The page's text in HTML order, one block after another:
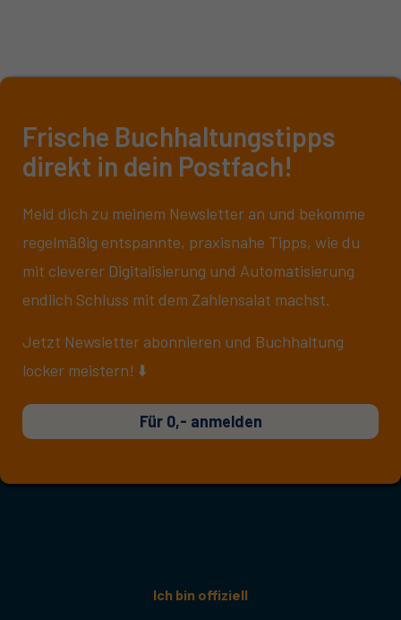
Frische Buchhaltungstipps
direkt in dein Postfach!
Meld dich zu meinem Newsletter an und bekomme
regelmäßig entspannte, praxisnahe Tipps, wie du
mit cleverer Digitalisierung und Automatisierung
endlich Schluss mit dem Zahlensalat machst.
Jetzt Newsletter abonnieren und Buchhaltung
locker meistern! ⬇️
Für 0,- anmelden
Ich bin offiziell